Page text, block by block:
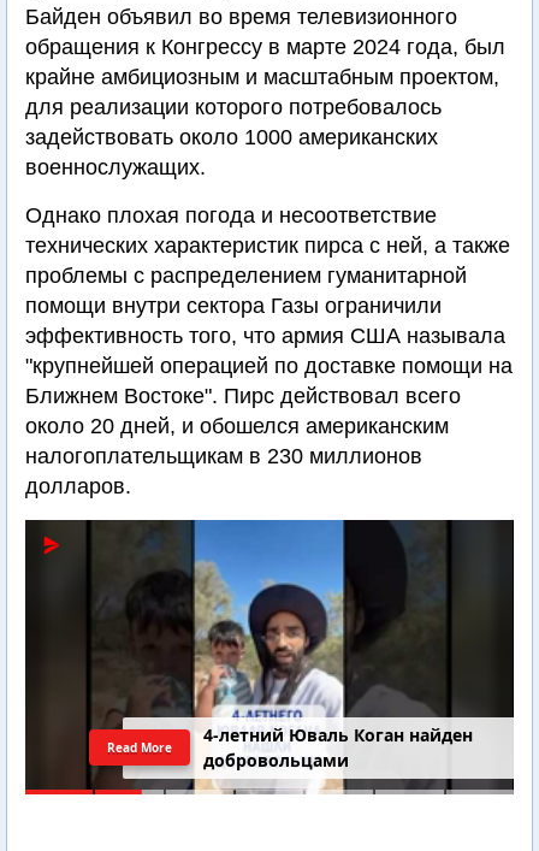
Байден объявил во время телевизионного
обращения к Конгрессу в марте 2024 года, был
крайне амбициозным и масштабным проектом,
для реализации которого потребовалось
задействовать около 1000 американских
военнослужащих.
Однако плохая погода и несоответствие
технических характеристик пирса с ней, а также
проблемы с распределением гуманитарной
помощи внутри сектора Газы ограничили
эффективность того, что армия США называла
"крупнейшей операцией по доставке помощи на
Ближнем Востоке". Пирс действовал всего
около 20 дней, и обошелся американским
налогоплательщикам в 230 миллионов
долларов.
4-летний Юваль Коган найден
добровольцами
Read More